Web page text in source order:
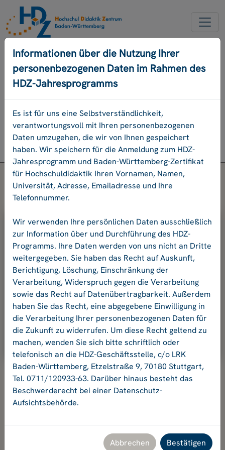
NEUER ACCOUNT
PASSWORD VERGESSEN
ENGLISCH
Programm
Login
Bitte geben Sie Ihre E-Mail-Adresse
und Ihr Passwort an.
E-Mail-Adresse:
Passwort:
Ok
Hochschuldidaktikzentrum Baden-Württemberg
Etzelstraße 9, 70180 Stuttgart, Tel. +49 711 120933-63,
Informationen über die Nutzung Ihrer
personenbezogenen Daten im Rahmen des
HDZ-Jahresprogramms
Es ist für uns eine Selbstverständlichkeit,
verantwortungsvoll mit Ihren personenbezogenen
Daten umzugehen, die wir von Ihnen gespeichert
haben. Wir speichern für die Anmeldung zum HDZ-
Jahresprogramm und Baden-Württemberg-Zertifikat
für Hochschuldidaktik Ihren Vornamen, Namen,
Universität, Adresse, Emailadresse und Ihre
Telefonnummer.
Wir verwenden Ihre persönlichen Daten ausschließlich
zur Information über und Durchführung des HDZ-
Programms. Ihre Daten werden von uns nicht an Dritte
weitergegeben. Sie haben das Recht auf Auskunft,
Berichtigung, Löschung, Einschränkung der
Verarbeitung, Widerspruch gegen die Verarbeitung
sowie das Recht auf Datenübertragbarkeit. Außerdem
haben Sie das Recht, eine abgegebene Einwilligung in
die Verarbeitung Ihrer personenbezogenen Daten für
die Zukunft zu widerrufen. Um diese Recht geltend zu
machen, wenden Sie sich bitte schriftlich oder
telefonisch an die HDZ-Geschäftsstelle, c/o LRK
Baden-Württemberg, Etzelstraße 9, 70180 Stuttgart,
Tel. 0711/120933-63. Darüber hinaus besteht das
Beschwerderecht bei einer Datenschutz-
Aufsichtsbehörde.
Abbrechen Bestätigen